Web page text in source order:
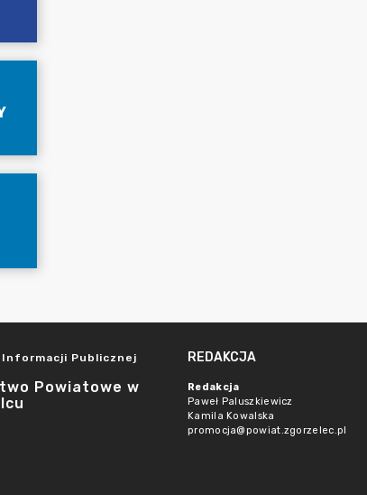
Publicznej
Powiatowe w
REDAKCJA
Redakcja
Paweł Paluszkiewicz
Kamila Kowalska
promocja@powiat.zgorzelec.pl